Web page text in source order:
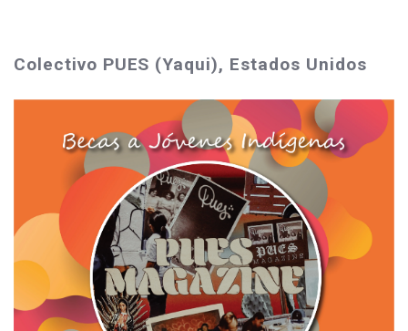
Colectivo PUES (Yaqui), Estados Unidos